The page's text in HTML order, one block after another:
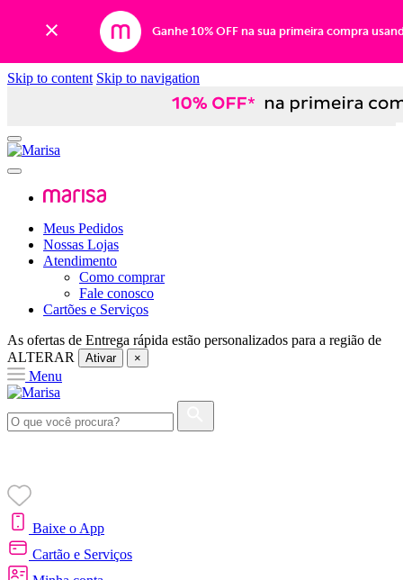
Ganhe 10% OFF na sua primeira compra
Skip to content Skip to navigation
Meus Pedidos
Nossas Lojas
Atendimento
Como comprar
Fale conosco
Cartões e Serviços
As ofertas de Entrega rápida estão personalizados para a região de
ALTERAR
Ativar ×
Menu
Baixe o App
Cartão e Serviços